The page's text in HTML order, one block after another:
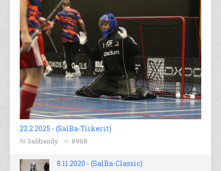
22.2.2025 - (SalBa-Tiikerit)
Salibandy 8968
8.11.2020 - (SalBa-Classic)